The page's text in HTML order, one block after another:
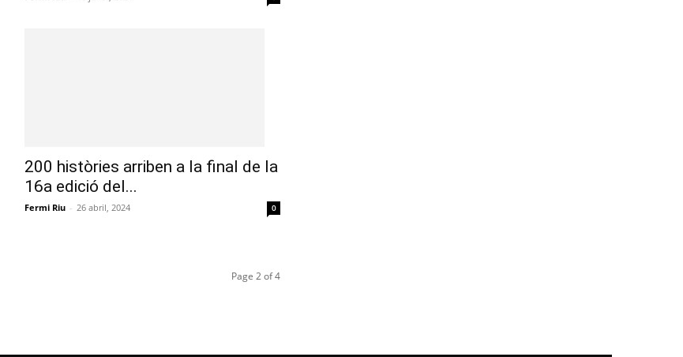
200 històries arriben a la final de la
16a edició del...
Fermi Riu - 26 abril, 2024 0
Page 2 of 4